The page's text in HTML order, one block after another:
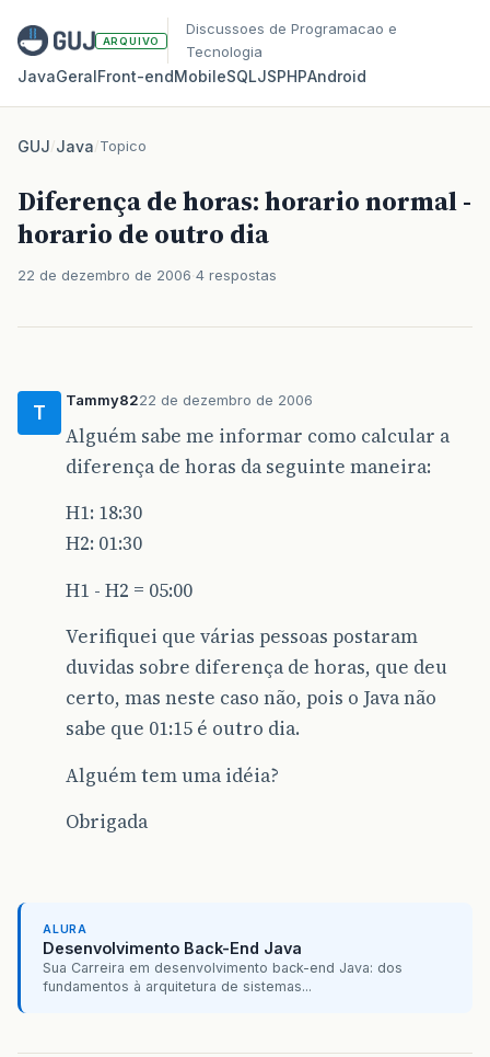
ARQUIVO
Discussoes de Programacao e
Tecnologia
JavaGeralFront‑endMobileSQLJSPHPAndroid
GUJ/Java/Topico
Diferença de horas: horario normal -
horario de outro dia
22 de dezembro de 2006 4 respostas
T
Tammy8222 de dezembro de 2006
Alguém sabe me informar como calcular a
diferença de horas da seguinte maneira:
H1: 18:30
H2: 01:30
H1 - H2 = 05:00
Verifiquei que várias pessoas postaram
duvidas sobre diferença de horas, que deu
certo, mas neste caso não, pois o Java não
sabe que 01:15 é outro dia.
Alguém tem uma idéia?
Obrigada
ALURA
Desenvolvimento Back-End Java
Sua Carreira em desenvolvimento back-end Java: dos
fundamentos à arquitetura de sistemas...